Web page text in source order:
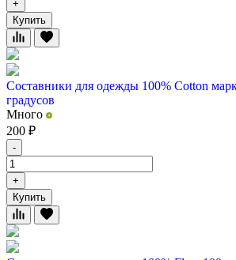
+
Купить
Составники для одежды 100% Cotton
градусов
Много
200 ₽
-
+
Купить